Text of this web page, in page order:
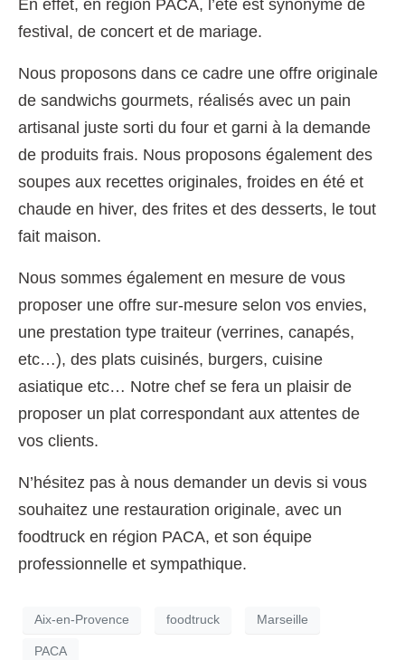
En effet, en région PACA, l’été est synonyme de
festival, de concert et de mariage.
Nous proposons dans ce cadre une offre originale
de sandwichs gourmets, réalisés avec un pain
artisanal juste sorti du four et garni à la demande
de produits frais. Nous proposons également des
soupes aux recettes originales, froides en été et
chaude en hiver, des frites et des desserts, le tout
fait maison.
Nous sommes également en mesure de vous
proposer une offre sur-mesure selon vos envies,
une prestation type traiteur (verrines, canapés,
etc…), des plats cuisinés, burgers, cuisine
asiatique etc… Notre chef se fera un plaisir de
proposer un plat correspondant aux attentes de
vos clients.
N’hésitez pas à nous demander un devis si vous
souhaitez une restauration originale, avec un
foodtruck en région PACA, et son équipe
professionnelle et sympathique.
Aix-en-Provence foodtruck Marseille
PACA